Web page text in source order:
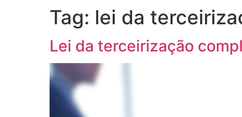
Tag: lei da
Lei da terceirização